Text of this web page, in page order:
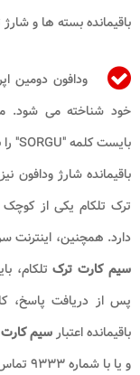
باقیمانده بسته ها و شارژ ترکسل، کد
ودافون دومین
خود شناخته می شود.
ترک تلکام یکی از کوچک
دارد. همچنین،
سیم کارت ترک
باقیمانده اعتبارسیم
و یا با شماره ۹۳۳۳ تماس بگیرند.